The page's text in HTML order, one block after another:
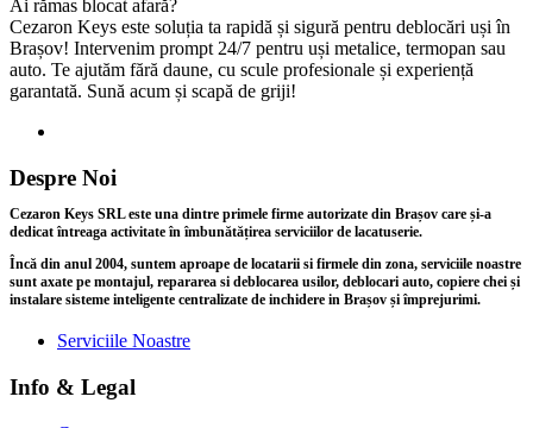
Ai rămas blocat afară?
Cezaron Keys este soluția ta rapidă și sigură pentru deblocări uși în
Brașov! Intervenim prompt 24/7 pentru uși metalice, termopan sau
auto. Te ajutăm fără daune, cu scule profesionale și experiență
garantată. Sună acum și scapă de griji!
Despre Noi
Cezaron Keys SRL este una dintre primele firme autorizate din Brașov care și-a
dedicat întreaga activitate în îmbunătățirea serviciilor de lacatuserie.
Încă din anul 2004, suntem aproape de locatarii si firmele din zona, serviciile noastre
sunt axate pe montajul, repararea si deblocarea usilor, deblocari auto, copiere chei și
instalare sisteme inteligente centralizate de inchidere in Brașov și împrejurimi.
Serviciile Noastre
Info & Legal